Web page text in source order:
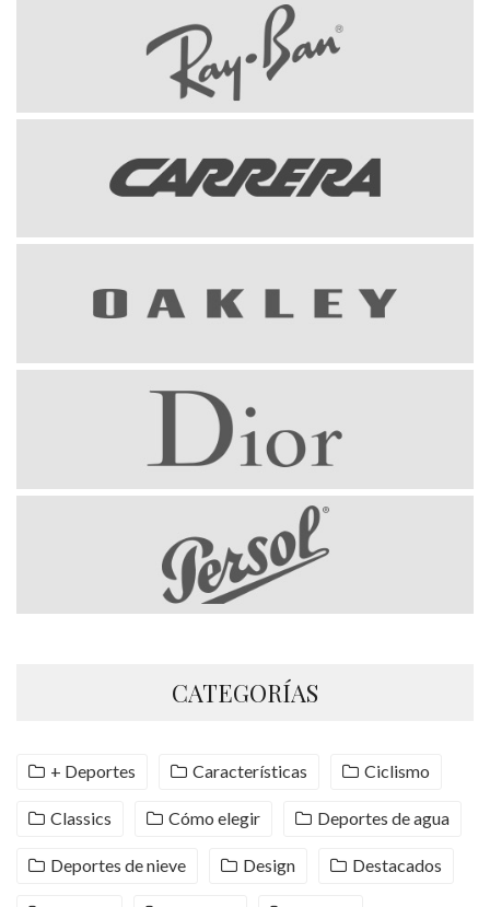
CATEGORÍAS
+ Deportes Características Ciclismo
Classics Cómo elegir Deportes de agua
Deportes de nieve Design Destacados